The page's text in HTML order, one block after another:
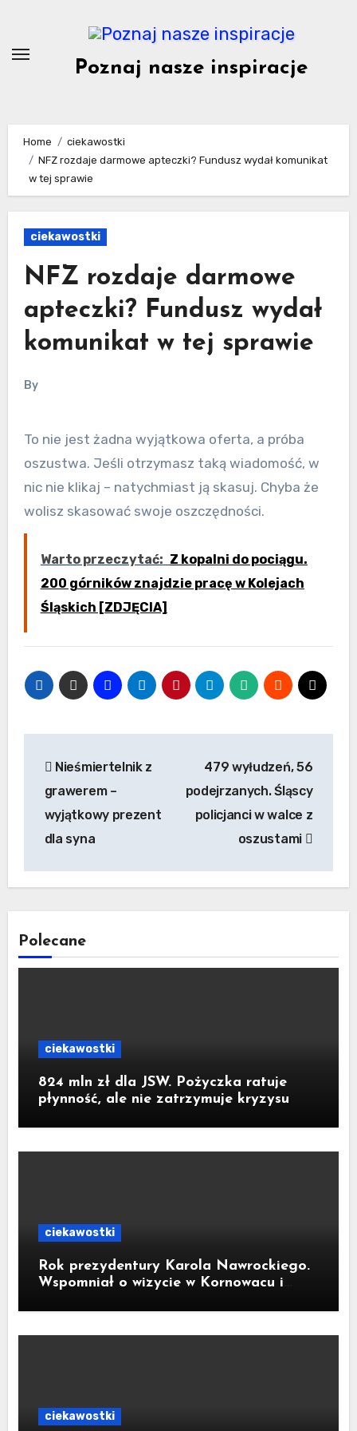
content
Poznaj nasze inspiracje
Home
ciekawostki
NFZ rozdaje darmowe apteczki? Fundusz wydał komunikat
w tej sprawie
ciekawostki
NFZ rozdaje darmowe
apteczki? Fundusz wydał
komunikat w tej sprawie
By
To nie jest żadna wyjątkowa oferta, a próba
oszustwa. Jeśli otrzymasz taką wiadomość, w
nic nie klikaj – natychmiast ją skasuj. Chyba że
wolisz skasować swoje oszczędności.
Warto przeczytać: Z kopalni do pociągu.
200 górników znajdzie pracę w Kolejach
Śląskich [ZDJĘCIA]
wpisu
Nieśmiertelnik z
grawerem –
wyjątkowy prezent
dla syna
479 wyłudzeń, 56
podejrzanych. Śląscy
policjanci w walce z
oszustami
Polecane
ciekawostki
824 mln zł dla JSW. Pożyczka ratuje
płynność, ale nie zatrzymuje kryzysu
ciekawostki
Rok prezydentury Karola Nawrockiego.
Wspomniał o wizycie w Kornowacu i
ciekawostki